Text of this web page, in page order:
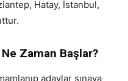
Hatay, İstanbul,
Zaman Başlar?
adaylar sınava